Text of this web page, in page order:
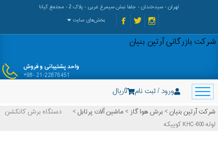
تهران - سیدخندان - جلفا نبش سیمرغ غربی - پلاک 2 - مجتمع کیانا
بخش‌های سایت
شرکت بازرگانی آرتین بنیان
واحد پشتیبانی و فروش
+98- 21-22876451
ورود / ثبت نام 0ریال
شرکت آرتین بنیان> برش هوا گاز > ماشین آلات پرتابل>
دستگاه برش کانکشن
لوله KHC-600 کوییکه